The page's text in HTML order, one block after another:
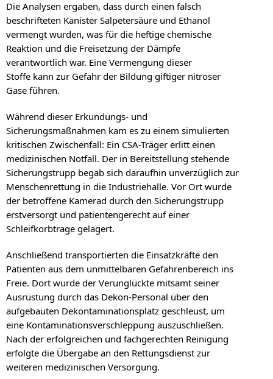
Die Analysen ergaben, dass durch einen falsch
beschrifteten Kanister Salpetersäure und Ethanol
vermengt wurden, was für die heftige chemische
Reaktion und die Freisetzung der Dämpfe
verantwortlich war. Eine Vermengung dieser
Stoffe kann zur Gefahr der Bildung giftiger nitroser
Gase führen.
Während dieser Erkundungs- und
Sicherungsmaßnahmen kam es zu einem simulierten
kritischen Zwischenfall: Ein CSA-Träger erlitt einen
medizinischen Notfall. Der in Bereitstellung stehende
Sicherungstrupp begab sich daraufhin unverzüglich zur
Menschenrettung in die Industriehalle. Vor Ort wurde
der betroffene Kamerad durch den Sicherungstrupp
erstversorgt und patientengerecht auf einer
Schleifkorbtrage gelagert.
Anschließend transportierten die Einsatzkräfte den
Patienten aus dem unmittelbaren Gefahrenbereich ins
Freie. Dort wurde der Verunglückte mitsamt seiner
Ausrüstung durch das Dekon-Personal über den
aufgebauten Dekontaminationsplatz geschleust, um
eine Kontaminationsverschleppung auszuschließen.
Nach der erfolgreichen und fachgerechten Reinigung
erfolgte die Übergabe an den Rettungsdienst zur
weiteren medizinischen Versorgung.